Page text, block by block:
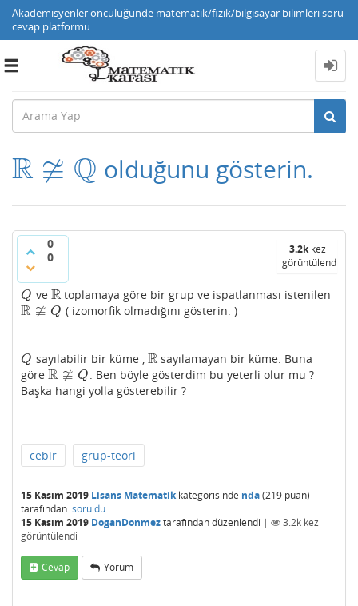
Akademisyenler öncülüğünde matematik/fizik/bilgisayar bilimleri soru
cevap platformu
Toggle
R ≆ Q
R≇Q olduğunu gösterin.
0
0
3.2kkez
görüntülendi
Q
Q ve R
R toplamaya göre bir grup ve ispatlanması istenilen
R ≆ Q
R≇Q ( izomorfik olmadığını gösterin. )
Q
Q sayılabilir bir küme , R
R sayılamayan bir küme. Buna
göre R ≆ Q
R≇Q
. Ben böyle gösterdim bu yeterli olur mu ?
Başka hangi yolla gösterebilir ?
cebir grup-teori
15 Kasım 2019 Lisans Matematikkategorisinde nda(219 puan)
tarafından soruldu
15 Kasım 2019 DoganDonmeztarafındandüzenlendi | 3.2k kez
görüntülendi
Cevap Yorum